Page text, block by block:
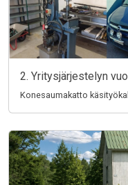
2. Yritysjärjestelyn
Konesaumakatto